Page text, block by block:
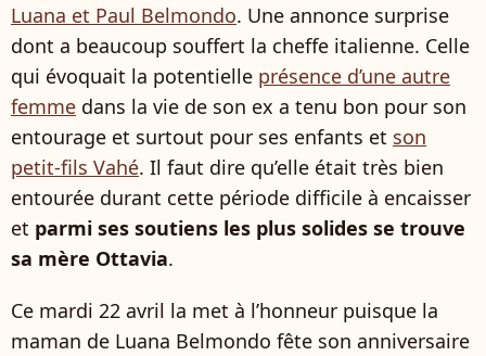
Luana et Paul Belmondo. Une annonce surprise
dont a beaucoup souffert la cheffe italienne. Celle
qui évoquait la potentielle présence d’une autre
femme dans la vie de son ex a tenu bon pour son
entourage et surtout pour ses enfants et son
petit-fils Vahé. Il faut dire qu’elle était très bien
entourée durant cette période difficile à encaisser
et parmi ses soutiens les plus solides se trouve
sa mère Ottavia.
Ce mardi 22 avril la met à l’honneur puisque la
maman de Luana Belmondo fête son anniversaire